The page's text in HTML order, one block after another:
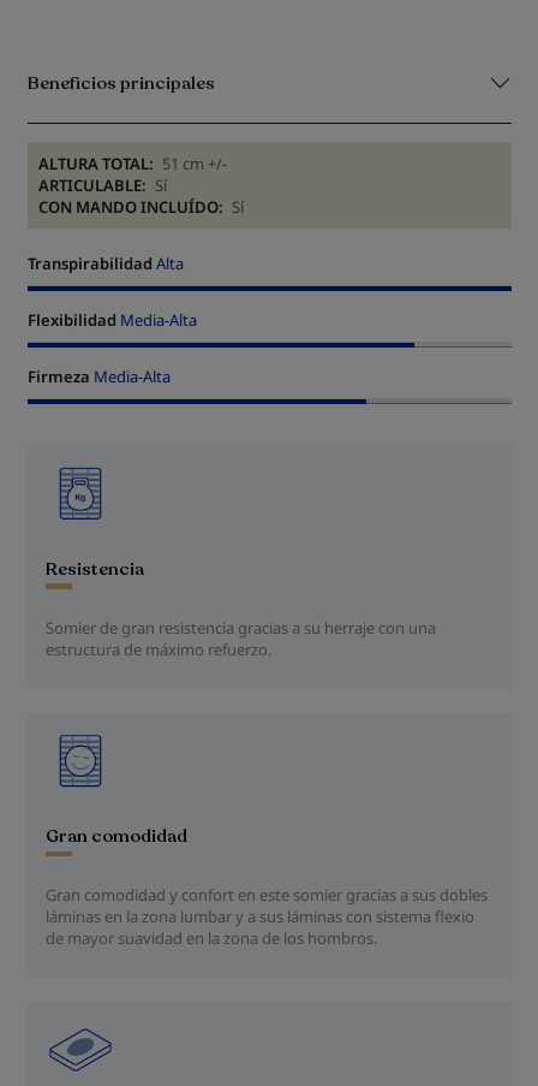
Beneficios principales
ALTURA TOTAL: 51 cm +/-
ARTICULABLE: Sí
CON MANDO INCLUÍDO: Sí
Transpirabilidad Alta
Flexibilidad Media-Alta
Firmeza Media-Alta
Resistencia
Somier de gran resistencia gracias a su herraje con una
estructura de máximo refuerzo.
Gran comodidad
Gran comodidad y confort en este somier gracias a sus dobles
láminas en la zona lumbar y a sus láminas con sistema flexio
de mayor suavidad en la zona de los hombros.